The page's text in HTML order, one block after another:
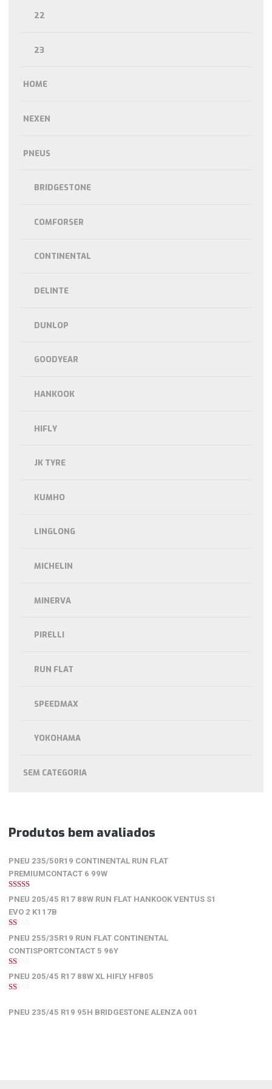
22
23
HOME
NEXEN
PNEUS
BRIDGESTONE
COMFORSER
CONTINENTAL
DELINTE
DUNLOP
GOODYEAR
HANKOOK
HIFLY
JK TYRE
KUMHO
LINGLONG
MICHELIN
MINERVA
PIRELLI
RUN FLAT
SPEEDMAX
YOKOHAMA
SEM CATEGORIA
Produtos bem avaliados
PNEU 235/50R19 CONTINENTAL RUN FLAT
PREMIUMCONTACT 6 99W
5de 5
PNEU 205/45 R17 88W RUN FLAT HANKOOK VENTUS S1
EVO 2 K117B
1
de
5
PNEU 255/35R19 RUN FLAT CONTINENTAL
CONTISPORTCONTACT 5 96Y
1
de
5
PNEU 205/45 R17 88W XL HIFLY HF805
5
PNEU 235/45 R19 95H BRIDGESTONE ALENZA 001